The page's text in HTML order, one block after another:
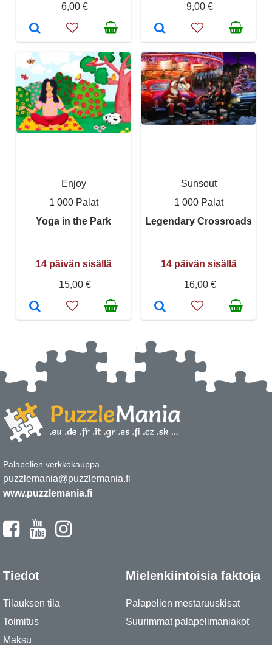
6,00 €
9,00 €
Enjoy
1 000 Palat
Yoga in the Park
14 päivän sisällä
15,00 €
Sunsout
1 000 Palat
Legendary Crossroads
14 päivän sisällä
16,00 €
Palapelien verkkokauppa
puzzlemania@puzzlemania.fi
www.puzzlemania.fi
Tiedot
Tilauksen tila
Toimitus
Maksu
Mielenkiintoisia faktoja
Palapelien mestaruuskisat
Suurimmat palapelimaniakot